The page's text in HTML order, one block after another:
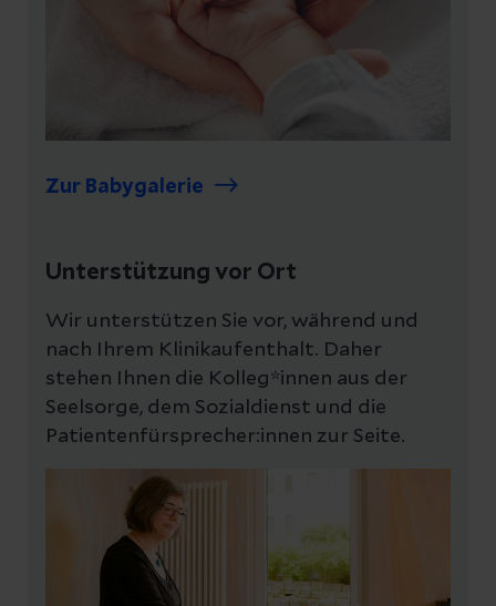
Zur Babygalerie
Unterstützung vor Ort
Wir unterstützen Sie vor, während und
nach Ihrem Klinikaufenthalt. Daher
stehen Ihnen die Kolleg*innen aus der
Seelsorge, dem Sozialdienst und die
Patientenfürsprecher:innen zur Seite.